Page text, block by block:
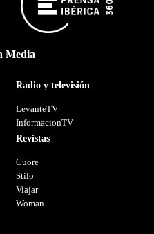
Media
Radio y televisión
LevanteTV
InformacionTV
Revistas
Cuore
Stilo
Viajar
Woman